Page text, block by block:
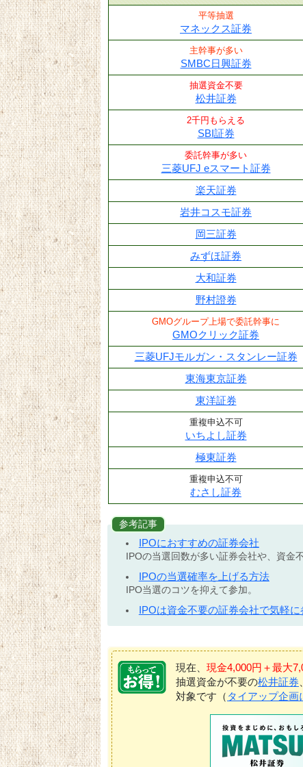
平等抽選
マネックス証券
主幹事が多い
SMBC日興証券
抽選資金不要
松井証券
2千円もらえる
SBI証券
委託幹事が多い
三菱UFJ eスマート証券
楽天証券
岩井コスモ証券
岡三証券
みずほ証券
大和証券
野村證券
GMOグループ上場で委託幹事に
GMOクリック証券
三菱UFJモルガン・スタンレー証券
東海東京証券
東洋証券
重複申込不可
いちよし証券
極東証券
重複申込不可
むさし証券
参考記事
IPOにおすすめの証券会社
IPOの当選回数が多い証券会社や、資金
IPOの当選確率を上げる方法
IPO当選のコツを抑えて参加。
IPOは資金不要の証券会社で気軽に
現在、 現金4,000円＋最大
抽選資金が不要の松井証券
対象です（ タイアップ企画